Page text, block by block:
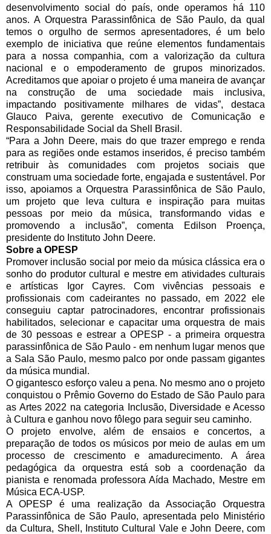
desenvolvimento social do país, onde operamos há 110
anos. A Orquestra Parassinfônica de São Paulo, da qual
temos o orgulho de sermos apresentadores, é um belo
exemplo de iniciativa que reúne elementos fundamentais
para a nossa companhia, com a valorização da cultura
nacional e o empoderamento de grupos minorizados.
Acreditamos que apoiar o projeto é uma maneira de avançar
na construção de uma sociedade mais inclusiva,
impactando positivamente milhares de vidas”, destaca
Glauco Paiva, gerente executivo de Comunicação e
Responsabilidade Social da Shell Brasil.
“Para a John Deere, mais do que trazer emprego e renda
para as regiões onde estamos inseridos, é preciso também
retribuir às comunidades com projetos sociais que
construam uma sociedade forte, engajada e sustentável. Por
isso, apoiamos a Orquestra Parassinfônica de São Paulo,
um projeto que leva cultura e inspiração para muitas
pessoas por meio da música, transformando vidas e
promovendo a inclusão”, comenta Edilson Proença,
presidente do Instituto John Deere.
Sobre a OPESP
Promover inclusão social por meio da música clássica era o
sonho do produtor cultural e mestre em atividades culturais
e artísticas Igor Cayres. Com vivências pessoais e
profissionais com cadeirantes no passado, em 2022 ele
conseguiu captar patrocinadores, encontrar profissionais
habilitados, selecionar e capacitar uma orquestra de mais
de 30 pessoas e estrear a OPESP - a primeira orquestra
parassinfônica de São Paulo - em nenhum lugar menos que
a Sala São Paulo, mesmo palco por onde passam gigantes
da música mundial.
O gigantesco esforço valeu a pena. No mesmo ano o projeto
conquistou o Prêmio Governo do Estado de São Paulo para
as Artes 2022 na categoria Inclusão, Diversidade e Acesso
à Cultura e ganhou novo fôlego para seguir seu caminho.
O projeto envolve, além de ensaios e concertos, a
preparação de todos os músicos por meio de aulas em um
processo de crescimento e amadurecimento. A área
pedagógica da orquestra está sob a coordenação da
pianista e renomada professora Aída Machado, Mestre em
Música ECA-USP.
A OPESP é uma realização da Associação Orquestra
Parassinfônica de São Paulo, apresentada pelo Ministério
da Cultura, Shell, Instituto Cultural Vale e John Deere, com